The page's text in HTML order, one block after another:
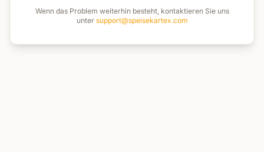
Wenn das Problem weiterhin besteht, kontaktieren Sie uns
unter support@speisekartex.com